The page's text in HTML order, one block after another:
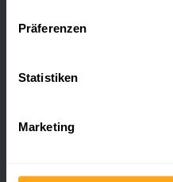
Präferenzen
Statistiken
Marketing
4 Wochen